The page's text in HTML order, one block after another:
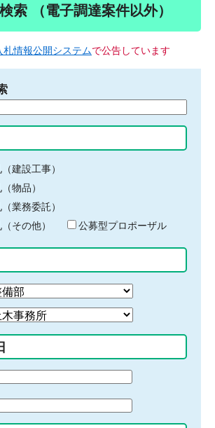
索 （電子調達案件以外）
札情報公開システムで公告しています
建設工事）
物品）
業務委託）
その他）
公募型プロポーザル